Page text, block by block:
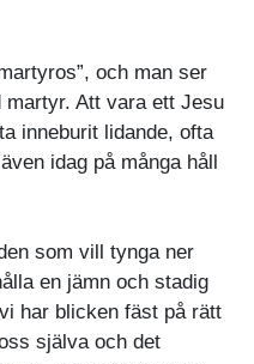
och man ser
Att vara ett Jesu
inneburit lidande, ofta
idag på många håll
som vill tynga ner
en jämn och stadig
har blicken fäst på rätt
själva och det